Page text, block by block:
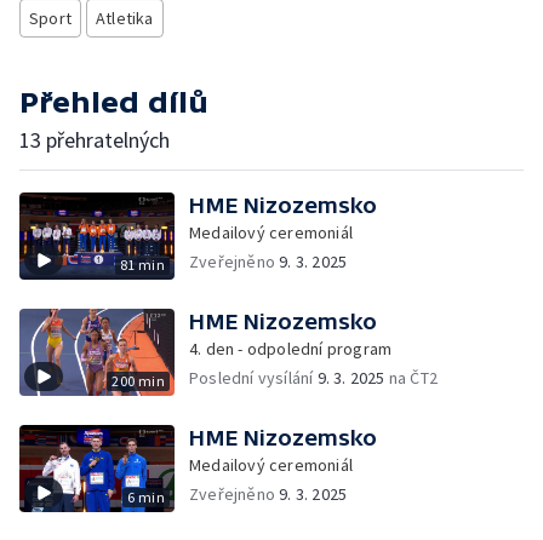
Sport Atletika
Přehled dílů
13 přehratelných
81 min
HME Nizozemsko
Medailový ceremoniál
Zveřejněno9. 3. 2025
200 min
HME Nizozemsko
4. den - odpolední program
Poslední vysílání9. 3. 2025 na ČT2
6 min
HME Nizozemsko
Medailový ceremoniál
Zveřejněno9. 3. 2025